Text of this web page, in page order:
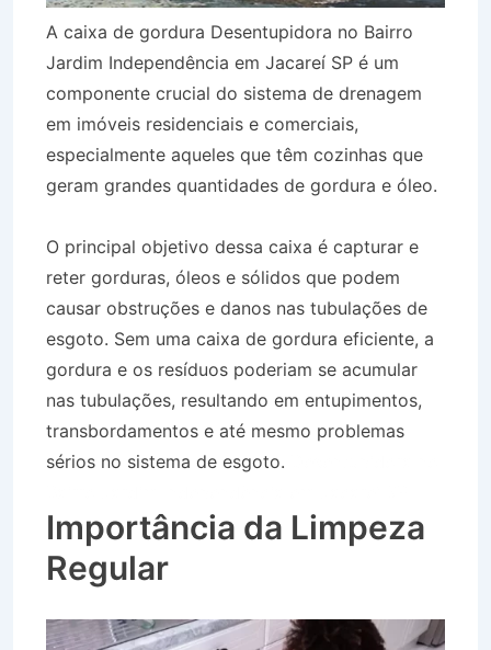
A caixa de gordura Desentupidora no Bairro
Jardim Independência em Jacareí SP é um
componente crucial do sistema de drenagem
em imóveis residenciais e comerciais,
especialmente aqueles que têm cozinhas que
geram grandes quantidades de gordura e óleo.
O principal objetivo dessa caixa é capturar e
reter gorduras, óleos e sólidos que podem
causar obstruções e danos nas tubulações de
esgoto. Sem uma caixa de gordura eficiente, a
gordura e os resíduos poderiam se acumular
nas tubulações, resultando em entupimentos,
transbordamentos e até mesmo problemas
sérios no sistema de esgoto.
Importância da Limpeza
Regular